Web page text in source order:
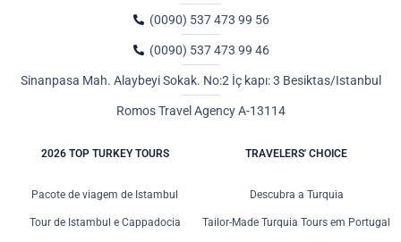
(0090) 537 473 99 56
(0090) 537 473 99 46
Sinanpasa Mah. Alaybeyi Sokak. No:2 İç kapı: 3 Besiktas/Istanbul
Romos Travel Agency A-13114
2026 TOP TURKEY TOURS
Pacote de viagem de Istambul
Tour de Istambul e Cappadocia
TRAVELERS' CHOICE
Descubra a Turquia
Tailor-Made Turquia Tours em Portugal